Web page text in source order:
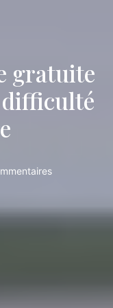
gratuite